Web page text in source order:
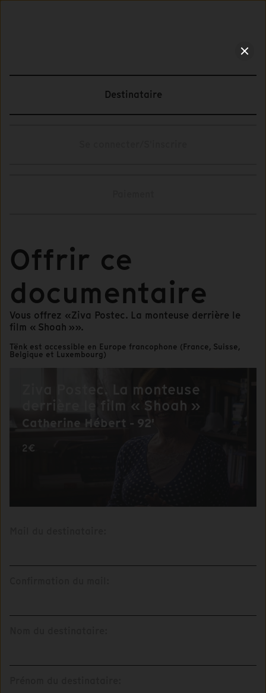
Destinataire
Offrir ce
documentaire
Vous offrez «Ziva Postec. La monteuse derrière le
film « Shoah »».
Tënk est accessible en Europe francophone (France, Suisse,
Belgique et Luxembourg)
Ziva Postec. La monteuse
derrière le film « Shoah »
Catherine Hébert - 92'
2€